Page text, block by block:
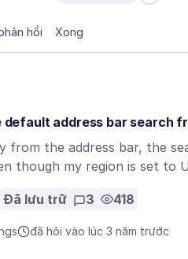
hồi Xong
default address bar search
from the address bar, the
though my region is set to
Đã lưu trữ 3 418
đã hỏi vào lúc 3 năm trước